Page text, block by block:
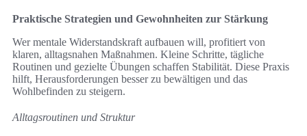
Praktische Strategien und Gewohnheiten zur Stärkung
Wer mentale Widerstandskraft aufbauen will, profitiert von
klaren, alltagsnahen Maßnahmen. Kleine Schritte, tägliche
Routinen und gezielte Übungen schaffen Stabilität. Diese Praxis
hilft, Herausforderungen besser zu bewältigen und das
Wohlbefinden zu steigern.
Alltagsroutinen und Struktur